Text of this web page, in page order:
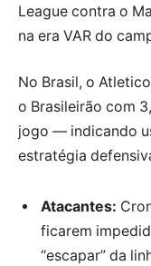
League contra o
na era VAR do
No Brasil, o
o Brasileirão com
jogo — indicando
estratégia
Atacantes:
ficarem
“escapar” da